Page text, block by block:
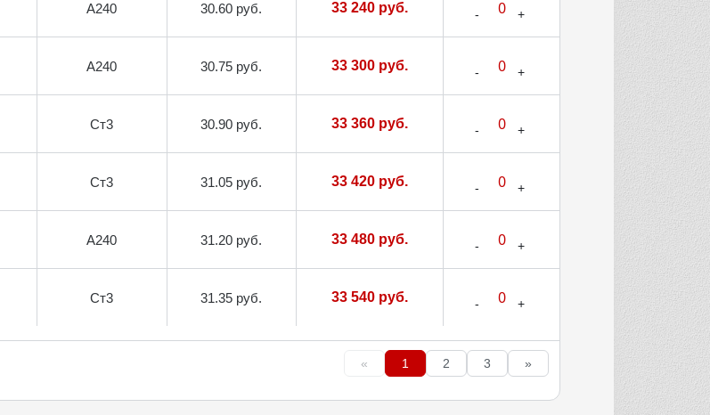
А240 30.60 руб. 33 240 руб.
А240 30.75 руб. 33 300 руб.
Ст3 30.90 руб. 33 360 руб.
Ст3 31.05 руб. 33 420 руб.
А240 31.20 руб. 33 480 руб.
Ст3 31.35 руб. 33 540 руб.
« 1 2 3 »